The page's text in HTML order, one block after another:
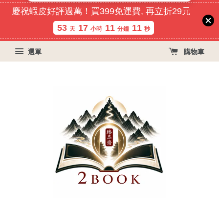
慶祝蝦皮好評過萬！買399免運費, 再立折29元
53 天 17 小時 11 分鐘 11 秒
選單 購物車